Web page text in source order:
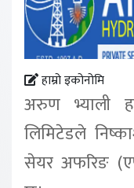
हाम्रो इकोनोमि
अरुण भ्याली
लिमिटेडले
सेयर अफरिङ